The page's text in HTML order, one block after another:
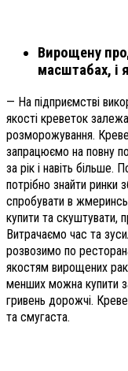
Вирощену
масштабах, і
— На підприємстві
якості креветок
розморожування.
запрацюємо на повну
за рік і навіть
потрібно знайти ринки
спробувати в
купити та скуштувати,
Витрачаємо час та
розвозимо по
якостям вирощених
менших можна купити
гривень дорожчі.
та смугаста.